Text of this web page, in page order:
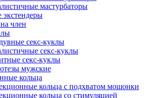
мастурбаторы
член
секс-куклы
секс-куклы
секс-куклы
мужские
кольца
кольца с подхватом мошонки
кольца со стимуляцией